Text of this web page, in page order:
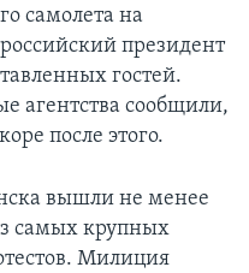
самолета на
президент
гостей.
агентства сообщили,
после этого.
вышли не менее
самых крупных
Милиция